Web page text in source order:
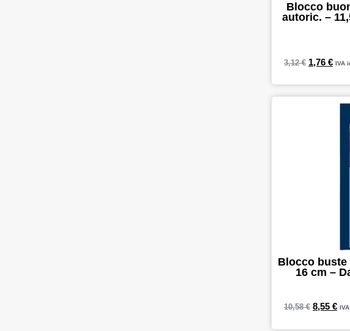
Blocco
autoric. –
3,12€ 1,76 € IVA
Blocco buste
16 cm –
10,58€ 8,55 €